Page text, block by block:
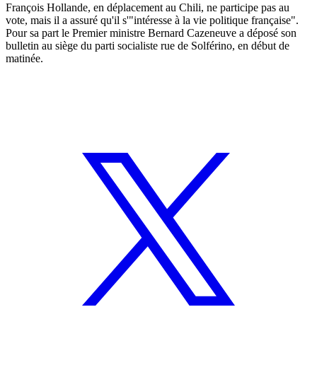
François Hollande, en déplacement au Chili, ne participe pas au
vote, mais il a assuré qu'il s'"intéresse à la vie politique française".
Pour sa part le Premier ministre Bernard Cazeneuve a déposé son
bulletin au siège du parti socialiste rue de Solférino, en début de
matinée.